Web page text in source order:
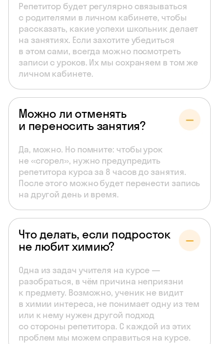
Репетитор будет регулярно связываться
с родителями в личном кабинете, чтобы
рассказать, какие успехи школьник делает
на занятиях. Если захотите убедиться
в этом сами, всегда можно посмотреть
записи с уроков. Их мы сохраняем в том же
личном кабинете.
Можно ли отменять
и переносить занятия?
Да, можно. Но помните: чтобы урок
не «сгорел», нужно предупредить
репетитора курса за 8 часов до занятия.
После этого можно будет перенести запись
на другой день и время.
Что делать, если подросток
не любит химию?
Одна из задач учителя на курсе —
разобраться, в чём причина неприязни
к предмету. Возможно, ученик не видит
в химии интереса, не понимает одну из тем
или к нему нужен другой подход
со стороны репетитора. С каждой из этих
проблем мы можем справиться на курсе.